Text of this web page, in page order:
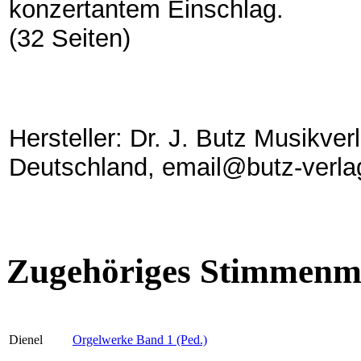
konzertantem Einschlag.
(32 Seiten)
Hersteller: Dr. J. Butz
Deutschland, email@butz-
Zugehöriges
Dienel Orgelwerke Band 1 (Ped.)